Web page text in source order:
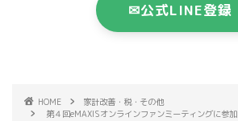
✉公式LINE登録
HOME
家計改善・税・その他
第４回eMAXISオンラインファンミーティングに参加